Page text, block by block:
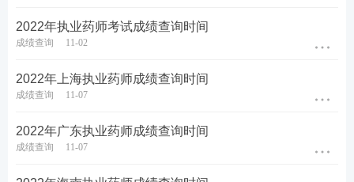
2022年执业药师考试成绩查询时间
成绩查询 11-02
2022年上海执业药师成绩查询时间
成绩查询 11-07
2022年广东执业药师成绩查询时间
成绩查询 11-07